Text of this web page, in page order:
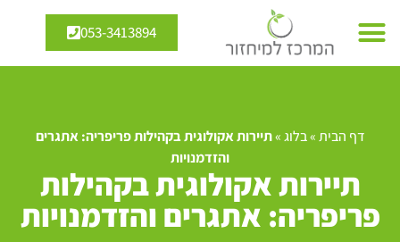
053-3413894
דף הבית»בלוג»תיירות אקולוגית בקהילות פריפריה: אתגרים
והזדמנויות
תיירות אקולוגית בקהילות
פריפריה: אתגרים והזדמנויות